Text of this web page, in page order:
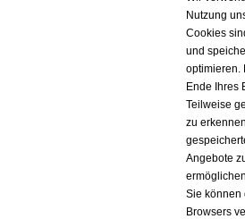
Nutzung
Cookies
und
optimieren.
Ende Ihres
Teilweise
zu
Angebote
Sie können
Browsers